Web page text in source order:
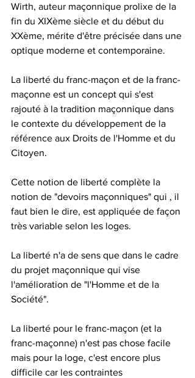
Wirth, auteur maçonnique prolixe de la
fin du XIXème siècle et du début du
XXème, mérite d'être précisée dans une
optique moderne et contemporaine.
La liberté du franc-maçon et de la franc-
maçonne est un concept qui s'est
rajouté à la tradition maçonnique dans
le contexte du développement de la
référence aux Droits de l'Homme et du
Citoyen.
Cette notion de liberté complète la
notion de "devoirs maçonniques" qui , il
faut bien le dire, est appliquée de façon
très variable selon les loges.
La liberté n'a de sens que dans le cadre
du projet maçonnique qui vise
l'amélioration de "l'Homme et de la
Société".
La liberté pour le franc-maçon (et la
franc-maçonne) n'est pas chose facile
mais pour la loge, c'est encore plus
difficile car les contraintes